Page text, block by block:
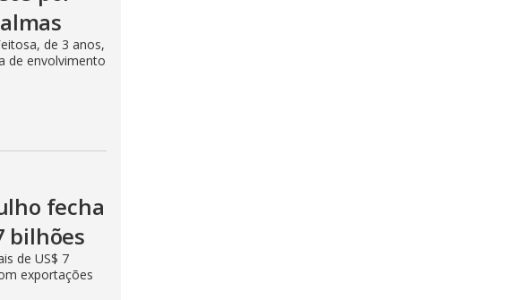
de 3 anos,
de envolvimento
fecha
bilhões
de US$ 7
exportações